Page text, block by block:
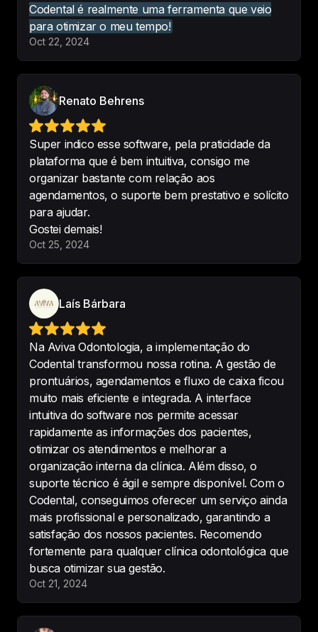
assinatura digital fez minha clínica
dar um passo pro futuro
Realmente o codental é
sensacional! E é muito mais do que
prometem! Confio e indico de
olhos fechados!!!!!!
-Kayque Castriguini
e o suporte deles é rapido e
eficiente.
-Anne Ferreira
Codental facilitou muito minha vida
dentro do consultório, com meus
prontuários, receitas, atestado...
Super indico!
Dra Sherli Albuquerque
O software é maravilhoso e fácil
de utilizar. O suporte técnico é
muito eficiente e super paciente.
Recomendo demais!
Codental é realmente uma ferramenta que veio
para otimizar o meu tempo!
Oct 22, 2024
Renato Behrens
Super indico esse software, pela praticidade da
plataforma que é bem intuitiva, consigo me
organizar bastante com relação aos
agendamentos, o suporte bem prestativo e solícito
para ajudar.
Gostei demais!
Oct 25, 2024
Laís Bárbara
Na Aviva Odontologia, a implementação do
Codental transformou nossa rotina. A gestão de
prontuários, agendamentos e fluxo de caixa ficou
muito mais eficiente e integrada. A interface
intuitiva do software nos permite acessar
rapidamente as informações dos pacientes,
otimizar os atendimentos e melhorar a
organização interna da clínica. Além disso, o
suporte técnico é ágil e sempre disponível. Com o
Codental, conseguimos oferecer um serviço ainda
mais profissional e personalizado, garantindo a
satisfação dos nossos pacientes. Recomendo
fortemente para qualquer clínica odontológica que
busca otimizar sua gestão.
Oct 21, 2024